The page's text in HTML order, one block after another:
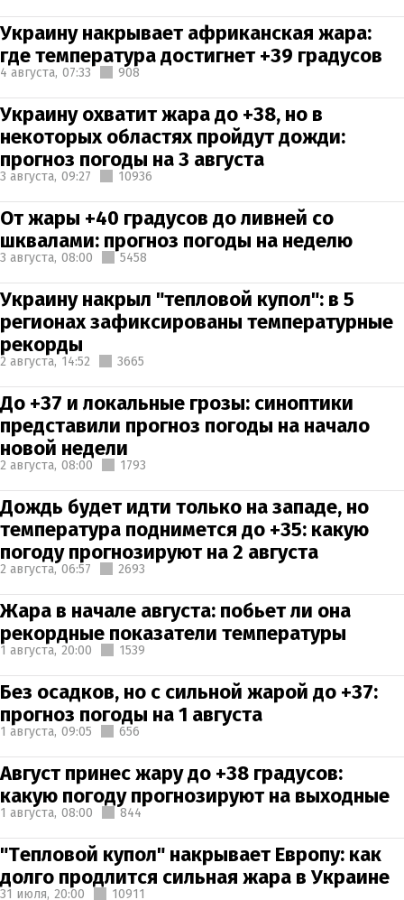
Украину накрывает африканская жара:
где температура достигнет +39 градусов
4 августа, 07:33 908
Украину охватит жара до +38, но в
некоторых областях пройдут дожди:
прогноз погоды на 3 августа
3 августа, 09:27 10936
От жары +40 градусов до ливней со
шквалами: прогноз погоды на неделю
3 августа, 08:00 5458
Украину накрыл "тепловой купол": в 5
регионах зафиксированы температурные
рекорды
2 августа, 14:52 3665
До +37 и локальные грозы: синоптики
представили прогноз погоды на начало
новой недели
2 августа, 08:00 1793
Дождь будет идти только на западе, но
температура поднимется до +35: какую
погоду прогнозируют на 2 августа
2 августа, 06:57 2693
Жара в начале августа: побьет ли она
рекордные показатели температуры
1 августа, 20:00 1539
Без осадков, но с сильной жарой до +37:
прогноз погоды на 1 августа
1 августа, 09:05 656
Август принес жару до +38 градусов:
какую погоду прогнозируют на выходные
1 августа, 08:00 844
"Тепловой купол" накрывает Европу: как
долго продлится сильная жара в Украине
31 июля, 20:00 10911